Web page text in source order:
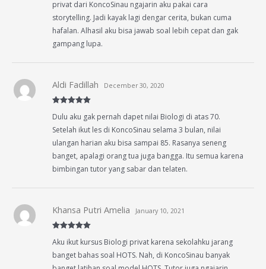
privat dari KoncoSinau ngajarin aku pakai cara
storytelling. Jadi kayak lagi dengar cerita, bukan cuma
hafalan. Alhasil aku bisa jawab soal lebih cepat dan gak
gampang lupa.
of 5
Aldi Fadillah December 30, 2020
Dulu aku gak pernah dapet nilai Biologi di atas 70.
Setelah ikut les di KoncoSinau selama 3 bulan, nilai
ulangan harian aku bisa sampai 85. Rasanya seneng
banget, apalagi orang tua juga bangga. Itu semua karena
bimbingan tutor yang sabar dan telaten.
of 5
Khansa Putri Amelia January 10, 2021
Aku ikut kursus Biologi privat karena sekolahku jarang
banget bahas soal HOTS. Nah, di KoncoSinau banyak